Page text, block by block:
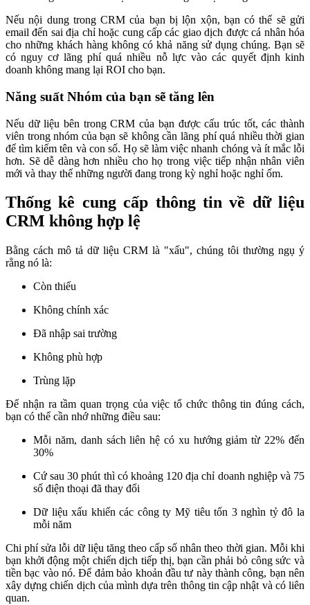
Nếu nội dung trong CRM của bạn bị lộn xộn, bạn có thể sẽ gửi
email đến sai địa chỉ hoặc cung cấp các giao dịch được cá nhân hóa
cho những khách hàng không có khả năng sử dụng chúng. Bạn sẽ
có nguy cơ lãng phí quá nhiều nỗ lực vào các quyết định kinh
doanh không mang lại ROI cho bạn.
Năng suất Nhóm của bạn sẽ tăng lên
Nếu dữ liệu bên trong CRM của bạn được cấu trúc tốt, các thành
viên trong nhóm của bạn sẽ không cần lãng phí quá nhiều thời gian
để tìm kiếm tên và con số. Họ sẽ làm việc nhanh chóng và ít mắc lỗi
hơn. Sẽ dễ dàng hơn nhiều cho họ trong việc tiếp nhận nhân viên
mới và thay thế những người đang trong kỳ nghỉ hoặc nghỉ ốm.
Thống kê cung cấp thông tin về dữ liệu
CRM không hợp lệ
Bằng cách mô tả dữ liệu CRM là "xấu", chúng tôi thường ngụ ý
rằng nó là:
Còn thiếu
Không chính xác
Đã nhập sai trường
Không phù hợp
Trùng lặp
Để nhận ra tầm quan trọng của việc tổ chức thông tin đúng cách,
bạn có thể cần nhớ những điều sau:
Mỗi năm, danh sách liên hệ có xu hướng giảm từ 22% đến
30%
Cứ sau 30 phút thì có khoảng 120 địa chỉ doanh nghiệp và 75
số điện thoại đã thay đổi
Dữ liệu xấu khiến các công ty Mỹ tiêu tốn 3 nghìn tỷ đô la
mỗi năm
Chi phí sửa lỗi dữ liệu tăng theo cấp số nhân theo thời gian. Mỗi khi
bạn khởi động một chiến dịch tiếp thị, bạn cần phải bỏ công sức và
tiền bạc vào nó. Để đảm bảo khoản đầu tư này thành công, bạn nên
xây dựng chiến dịch của mình dựa trên thông tin cập nhật và có liên
quan.